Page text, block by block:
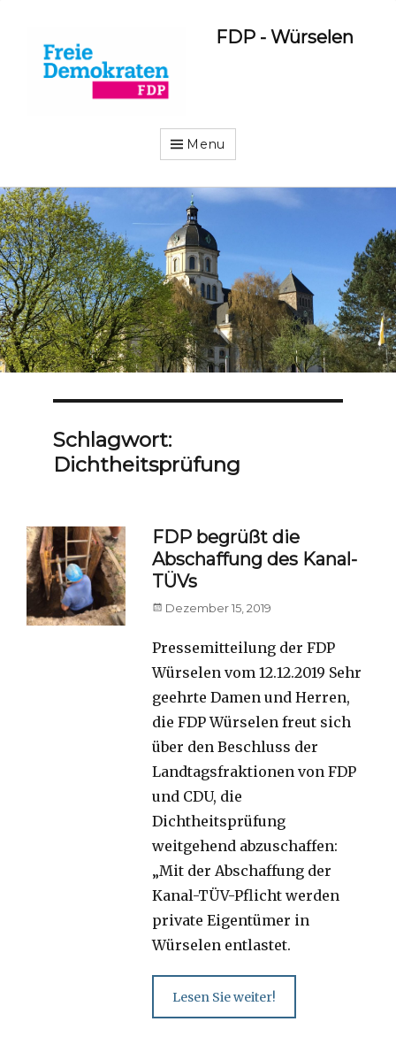
FDP - Würselen
Menu
Schlagwort:
Dichtheitsprüfung
FDP begrüßt die
Abschaffung des Kanal-
TÜVs
Posted
Dezember 15, 2019
Pressemitteilung der FDP
Würselen vom 12.12.2019 Sehr
geehrte Damen und Herren,
die FDP Würselen freut sich
über den Beschluss der
Landtagsfraktionen von FDP
und CDU, die
Dichtheitsprüfung
weitgehend abzuschaffen:
„Mit der Abschaffung der
Kanal-TÜV-Pflicht werden
private Eigentümer in
Würselen entlastet.
Lesen Sie weiter!